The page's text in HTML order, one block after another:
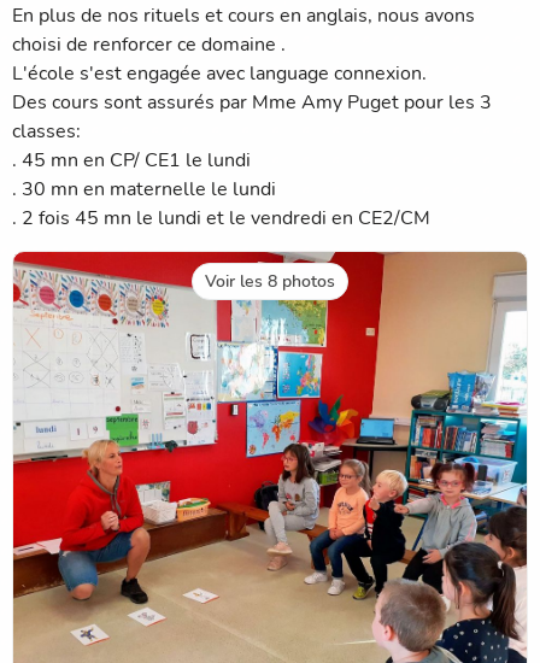
En plus de nos rituels et cours en anglais, nous avons
choisi de renforcer ce domaine .
L'école s'est engagée avec language connexion.
Des cours sont assurés par Mme Amy Puget pour les 3
classes:
. 45 mn en CP/ CE1 le lundi
. 30 mn en maternelle le lundi
. 2 fois 45 mn le lundi et le vendredi en CE2/CM
Voir les 8 photos